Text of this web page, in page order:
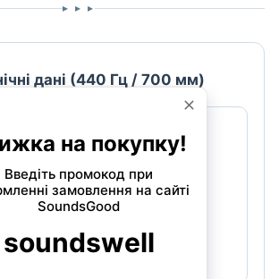
▸ ▸ ▸
дані (440 Гц / 700 мм)